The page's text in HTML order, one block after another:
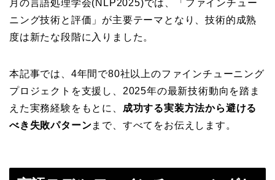
月の言語処理学会(NLP2025)では、「ファインチュー
ニング技術と評価」が主要テーマとなり、技術的成熟
度は新たな段階に入りました。
本記事では、4年間で80社以上のファインチューニング
プロジェクトを支援し、2025年の最新技術動向を踏ま
えた実務経験をもとに、 成功する実装方法から避ける
べき失敗パターンまで、すべてをお伝えします。